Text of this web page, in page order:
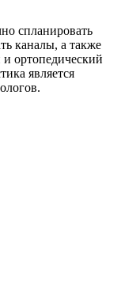
спланировать
каналы, а также
ортопедический
является